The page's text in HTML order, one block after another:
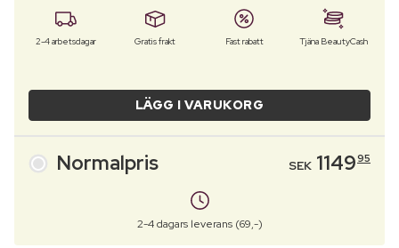
2-4 arbetsdagar Gratis frakt Fast rabatt Tjäna BeautyCash
LÄGG I VARUKORG
Normalpris SEK 114995
2-4 dagars leverans (69,-)